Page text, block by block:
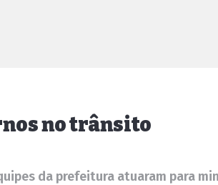
no trânsito
da prefeitura atuaram para